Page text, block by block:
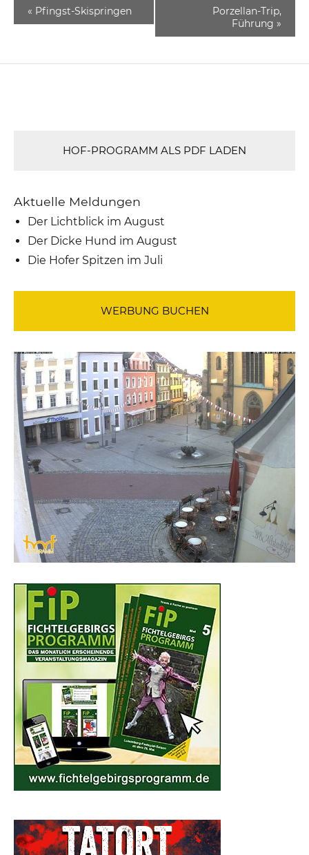
« Pfingst-Skispringen
Porzellan-Trip,
Führung »
HOF-PROGRAMM ALS PDF LADEN
Aktuelle Meldungen
Der Lichtblick im August
Der Dicke Hund im August
Die Hofer Spitzen im Juli
WERBUNG BUCHEN